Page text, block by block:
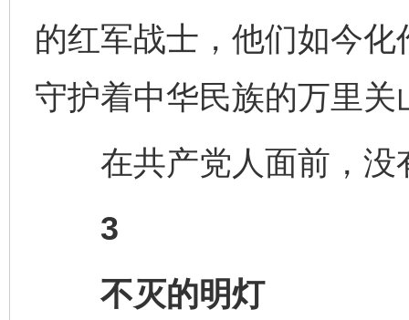
的红军战士，他们如今
守护着中华民族的万里关
在共产党人面前，没
3
不灭的明灯